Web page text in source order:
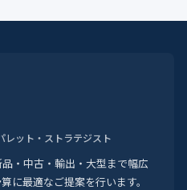
レット・ストラテジスト
・中古・輸出・大型まで幅広
に最適なご提案を行います。